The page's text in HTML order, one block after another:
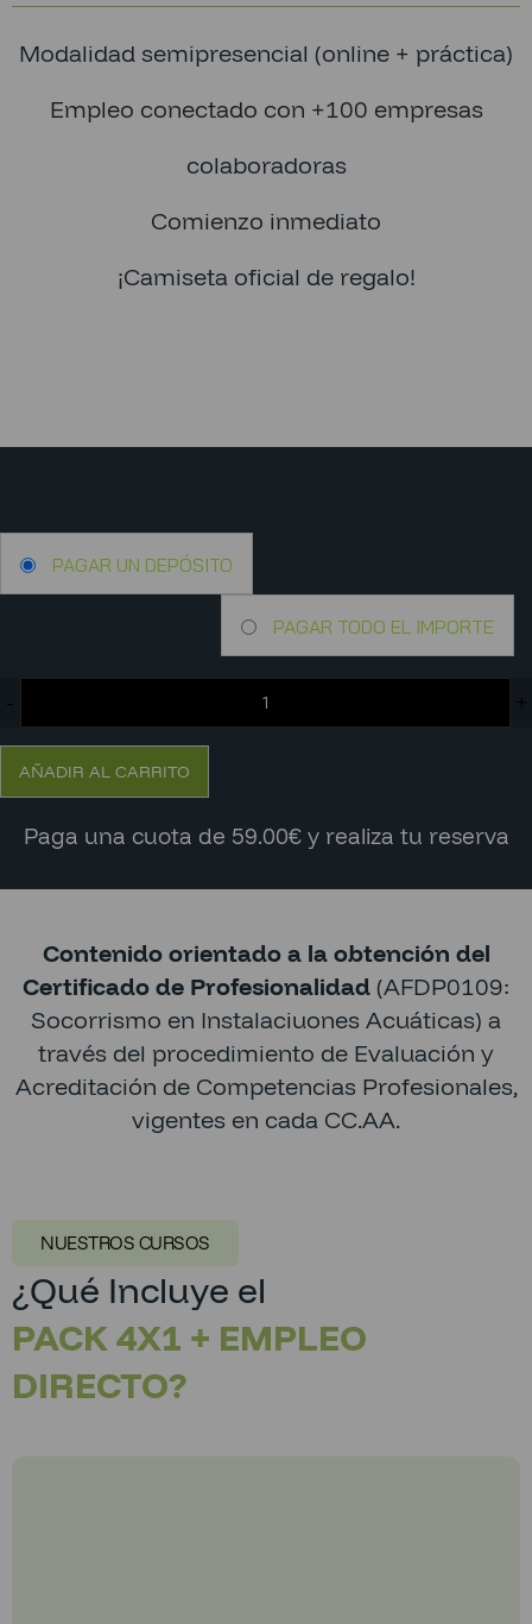
Modalidad semipresencial (online + práctica)
Empleo conectado con +100 empresas
colaboradoras
Comienzo inmediato
¡Camiseta oficial de regalo!
PAGAR UN DEPÓSITO
PAGAR TODO EL IMPORTE
- +
AÑADIR AL CARRITO
Paga una cuota de 59.00€ y realiza tu reserva
Contenido orientado a la obtención del
Certificado de Profesionalidad (AFDP0109:
Socorrismo en Instalaciuones Acuáticas) a
través del procedimiento de Evaluación y
Acreditación de Competencias Profesionales,
vigentes en cada CC.AA.
NUESTROS CURSOS
¿Qué Incluye el
PACK 4X1 + EMPLEO
DIRECTO?